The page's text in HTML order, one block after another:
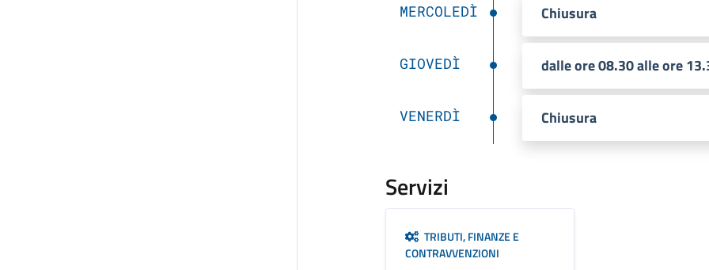
MERCOLEDÌ Chiusura
GIOVEDÌ dalle ore 08.30 alle ore
VENERDÌ Chiusura
Servizi
TRIBUTI, FINANZE E
CONTRAVVENZIONI